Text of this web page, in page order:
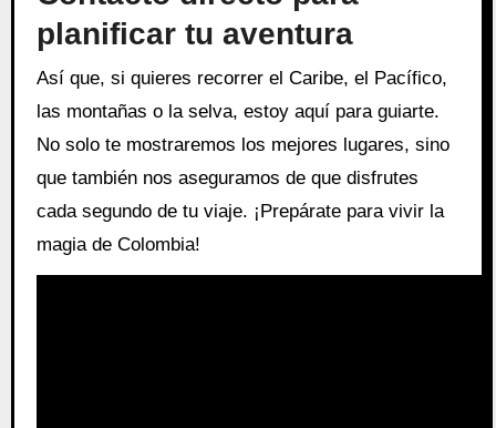
planificar tu aventura
Así que, si quieres recorrer el Caribe, el Pacífico,
las montañas o la selva, estoy aquí para guiarte.
No solo te mostraremos los mejores lugares, sino
que también nos aseguramos de que disfrutes
cada segundo de tu viaje. ¡Prepárate para vivir la
magia de Colombia!